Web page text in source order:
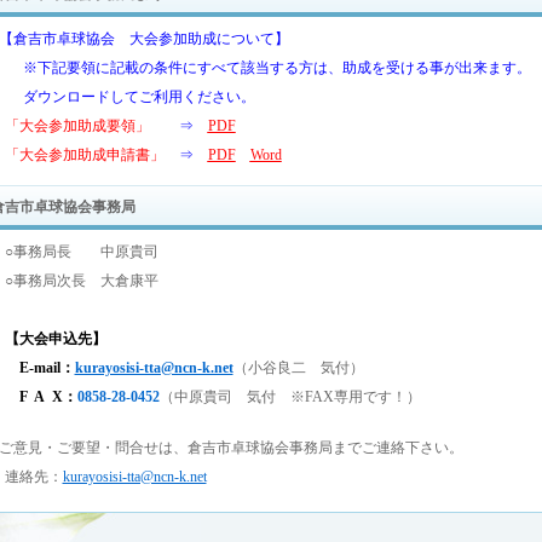
大会結果』ページの「2025年度 結果欄 “PDF”」をご覧ください！
11/16
令和8年 初打会】 開催案内を掲載しました！
催日：2026年1月12日（月・祝日） 於）倉吉体育文化会館
トピックス」ページの『倉吉市卓球協会情報欄』 よりご覧ください。
11/15
第50回 倉吉市卓球選手権大会】 大会エントリーの受付を終了しました！
09/29
ニッタク杯 第19回社オープン卓球大会（中学生以下団体の部）】 大会記録を掲載
催日：2025年9月15日（月・敬老の日） 於）倉吉体育文化会館
08/23
2025年度 倉吉卓球リーグ戦・前期】 大会記録を掲載しました！
催日：2025年8月17日（日） 於）倉吉体育文化会館
第33回 伊勢杯混合ダブルス卓球大会】 大会記録を掲載しました！
会記録は、「大会結果」ページ 『2025年度 結果欄 “PDF”』よりご覧ください
倉吉市卓球協会 大会参加助成について】
下記要領に記載の条件にすべて該当する方は、助成を受ける事が出来ます。
ダウンロードしてご利用ください。
「大会参加助成要領」
⇒ PDF
「大会参加助成申請書」
⇒ PDF Word
吉市卓球協会事務局
事務局長 中原貴司
事務局次長 大倉康平
【大会申込先】
E-mail： kurayosisi-tta@ncn-k.net（小谷良二 気付）
F A X： 0858-28-0452（中原貴司 気付 ※FAX専用です！）
意見・ご要望・問合せは、倉吉市卓球協会事務局までご連絡下さい。
絡先： kurayosisi-tta@ncn-k.net